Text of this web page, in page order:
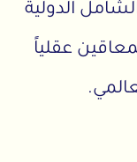
الدولية
عقلياً